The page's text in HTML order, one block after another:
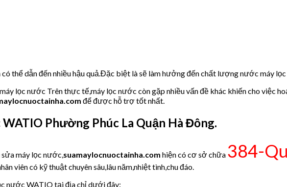
thể dẫn đến nhiều hậu quả.Đặc biệt là sẽ làm hưởng đến chất lượng nước máy
lọc nước Trên thực tế,máy lọc nước còn gặp nhiều vấn đề khác khiến cho việc
để được hỗ trợ tốt nhất.
Phường Phúc La Quận Hà Đông.
máy lọc nước, suamaylocnuoctainha.com hiện có cơ sở chữa 384-
viên có kỹ thuật chuyên sâu,lâu năm,nhiệt tình,chu đáo.
nước WATIO tại địa chỉ dưới đây: